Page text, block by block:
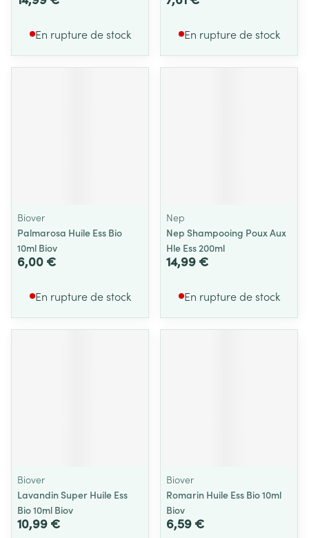
En rupture de stock En rupture de stock
Biover
Palmarosa Huile Ess Bio
10ml Biov
6,00 €
En rupture de stock
Nep
Nep Shampooing Poux Aux
Hle Ess 200ml
14,99 €
En rupture de stock
Biover
Lavandin Super Huile Ess
Bio 10ml Biov
10,99 €
Biover
Romarin Huile Ess Bio 10ml
Biov
6,59 €